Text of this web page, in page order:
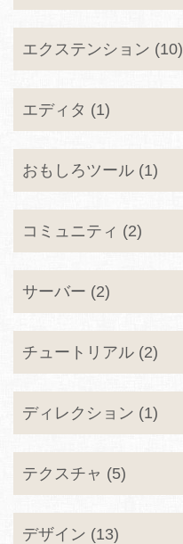
エクステンション (10)
エディタ (1)
おもしろツール (1)
コミュニティ (2)
サーバー (2)
チュートリアル (2)
ディレクション (1)
テクスチャ (5)
デザイン (13)